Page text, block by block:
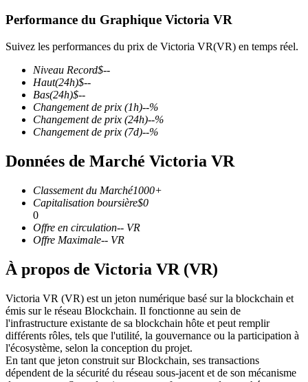
Futures COIN-M
Contrats à terme sur crypto-monnaie
TradFi
Produits dérivés sur actions, forex, métaux précieux et matières
premières
Futures USDC
Performance du Graphique Victoria VR
Suivez les performances du prix de Victoria VR(VR) en temps réel.
Niveau Record$--
Haut(24h)$--
Bas(24h)$--
Changement de prix (1h)--%
Changement de prix (24h)--%
Changement de prix (7d)--%
Données de Marché Victoria VR
Classement du Marché1000+
Capitalisation boursière$0
0
Offre en circulation-- VR
Offre Maximale-- VR
À propos de Victoria VR (VR)
Victoria VR (VR) est un jeton numérique basé sur la blockchain et
émis sur le réseau Blockchain. Il fonctionne au sein de
l'infrastructure existante de sa blockchain hôte et peut remplir
différents rôles, tels que l'utilité, la gouvernance ou la participation à
l'écosystème, selon la conception du projet.
En tant que jeton construit sur Blockchain, ses transactions
dépendent de la sécurité du réseau sous-jacent et de son mécanisme